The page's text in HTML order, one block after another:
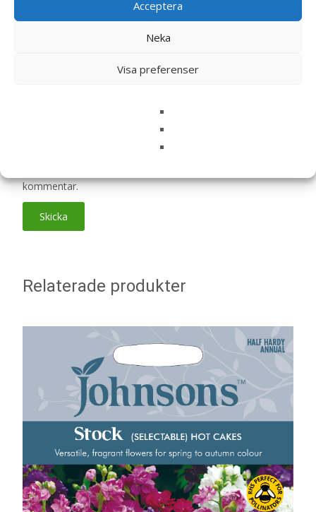
Acceptera
Neka
Visa preferenser
Spara mitt namn, min e-postadress och webbplats i
kommentar.
Relaterade produkter